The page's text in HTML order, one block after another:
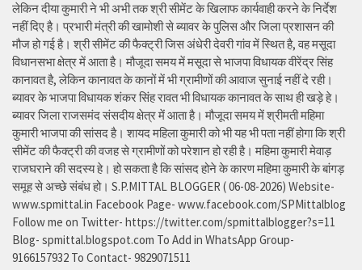
लेकिन दीया कुमारी ने भी अभी तक श्री सीमेंट के खिलाफ कार्यवाही करने के निर्देश
नहीं दिए है। प्रभारी मंत्री की खामोशी से ब्यावर के पुलिस और जिला प्रशासन की
मौज हो गई है। श्री सीमेंट की फैक्ट्री जिस अंधेरी देवरी गांव में स्थित है, वह मसूदा
विधानसभा क्षेत्र में आता है। मौजूदा समय में मसूदा से भाजपा विधायक वीरेंद्र सिंह
कानावत है, लेकिन कानावत के कानों में भी ग्रामीणों की आवाज सुनाई नहीं दे रही।
ब्यावर के भाजपा विधायक शंकर सिंह रावत भी विधायक कानावत के साथ ही खड़े हे।
ब्यावर जिला राजसमंद संसदीय क्षेत्र में आता है। मौजूदा समय में श्रीमती महिमा
कुमारी भाजपा की सांसद है। शायद महिला कुमारी को भी यह भी पता नहीं होगा कि श्री
सीमेंट की फैक्ट्री की वजह से ग्रामीणों को परेशान हो रही है। महिमा कुमारी मेवाड़
राजघराने की सदस्य हे। हो सकता है कि सांसद होने के कारण महिमा कुमारी के बांगड़
समूह से अच्छे संबंध हो। S.P.MITTAL BLOGGER ( 06-08-2026) Website-
www.spmittal.in Facebook Page- www.facebook.com/SPMittalblog
Follow me on Twitter- https://twitter.com/spmittalblogger?s=11
Blog- spmittal.blogspot.com To Add in WhatsApp Group-
9166157932 To Contact- 9829071511